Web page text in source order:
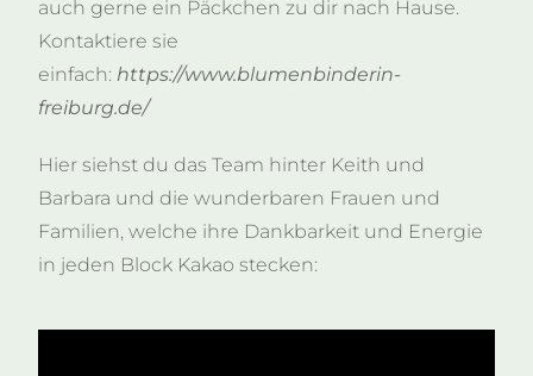
auch gerne ein Päckchen zu dir nach Hause.
Kontaktiere sie
einfach: https://www.blumenbinderin-
freiburg.de/
Hier siehst du das Team hinter Keith und
Barbara und die wunderbaren Frauen und
Familien, welche ihre Dankbarkeit und Energie
in jeden Block Kakao stecken: